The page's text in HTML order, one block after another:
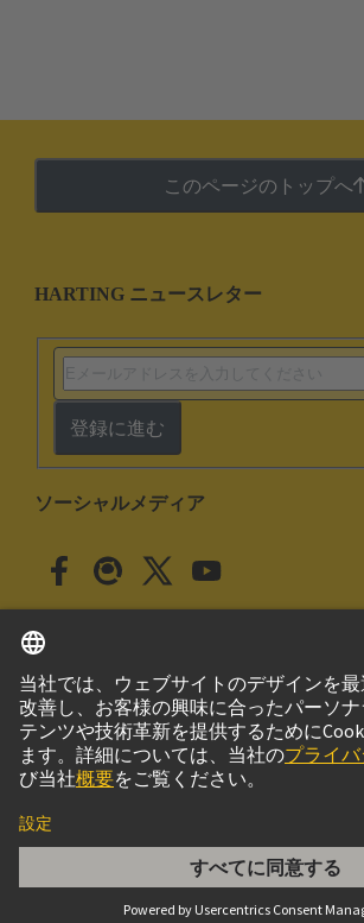
DIN-Signal M24+8FS-13,0C1-2
このページのトップへ
HARTING ニュースレター
登録に進む
ソーシャルメディア
日本 日本語
© ハーティング株式会社
このサイトについて
ご利用条件取引条件